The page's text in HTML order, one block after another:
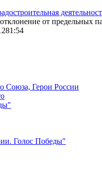
от предельных
Союза, Герои России
Голос Победы"